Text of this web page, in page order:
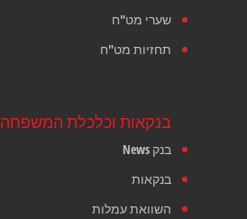
שערי מט"ח
תחזיות מט"ח
בנקאות וכלכלת המשפחה
בנק News
בנקאות
השוואת עמלות